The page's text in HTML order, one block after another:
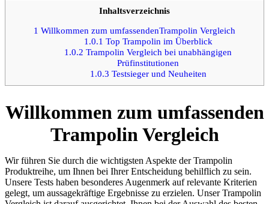
Inhaltsverzeichnis
1 Willkommen zum umfassendenTrampolin Vergleich
1.0.1 Top Trampolin im Überblick
1.0.2 Trampolin Vergleich bei unabhängigen
Prüfinstitutionen
1.0.3 Testsieger und Neuheiten
Willkommen zum umfassenden
Trampolin Vergleich
Wir führen Sie durch die wichtigsten Aspekte der Trampolin
Produktreihe, um Ihnen bei Ihrer Entscheidung behilflich zu sein.
Unsere Tests haben besonderes Augenmerk auf relevante Kriterien
gelegt, um aussagekräftige Ergebnisse zu erzielen. Unser Trampolin